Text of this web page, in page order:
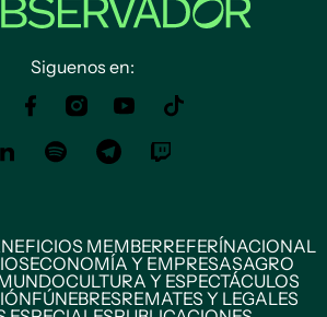
Siguenos en:
MEMBERREFERÍNACIONAL
ECONOMÍA Y EMPRESASAGRO
CULTURA Y ESPECTÁCULOS
FÚNEBRESREMATES Y LEGALES